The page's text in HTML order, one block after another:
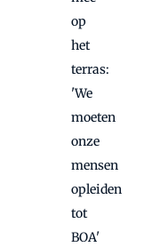
'Waar
hecht de
gast écht
waarde
op
het
terras:
'We
moeten
onze
mensen
opleiden
tot
BOA'